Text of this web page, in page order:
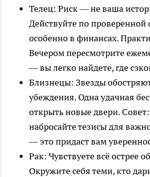
Телец: Риск — не ваша
Действуйте по проверенной
особенно в финансах.
Вечером пересмотрите
— вы легко найдете, где
Близнецы: Звезды
убеждения. Одна удачная
открыть новые двери.
набросайте тезисы для
— это придаст вам
Рак: Чувствуете всё острее
Окружите себя теми, кто